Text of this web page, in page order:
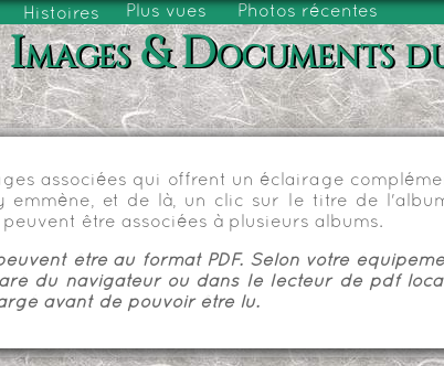
Histoires Plus vues Photos récentes
Images & Documents
associées qui offrent un éclairage
emmène, et de là, un clic sur le titre de
être associées à plusieurs albums.
être au format PDF. Selon votre
du navigateur ou dans le lecteur de pdf
avant de pouvoir être lu.